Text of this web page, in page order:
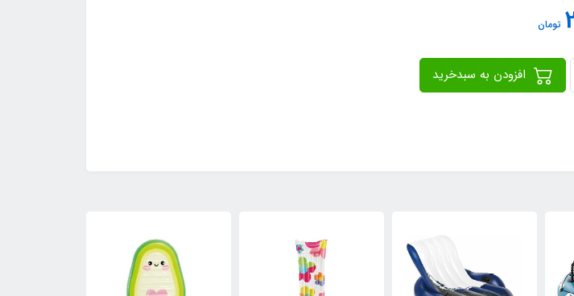
تومان